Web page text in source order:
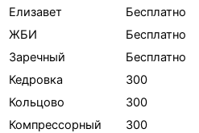
Елизавет
Бесплатно
ЖБИ
Бесплатно
Заречный
Бесплатно
Кедровка
300
Кольцово
300
Компрессорный
300